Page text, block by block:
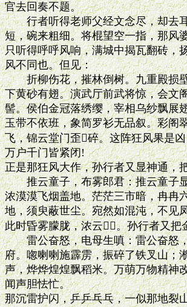
官去回奏不题。
行者听得老师父经文念尽，却去耳
短，碗来粗细。将棍望空一指，那风
只听得呼呼风响，满城中揭瓦翻砖，
风不同也。但见：
折柳伤花，摧林倒树。九重殿损壁
下黄砂有翅。演武厅前武将惊，会文
髻。侯伯金冠落绣缨，宰相乌纱飘展
玉带不依班，象简罗衫无品叙。彩阁
飞，锦云堂门歪碎。这阵狂风果是
万户千门皆紧闭!
正是那狂风大作，孙行者又显神通，
推云童子，布雾郎君：推云童子显
浓漠漠飞烟盖地。茫茫三市暗，冉冉
地，须臾蔽世尘。宛然如混沌，不见
此时昏雾朦胧，浓云。孙行者又
雷公奋怒，电母生嗔：雷公奋怒，
府。唿喇喇施霹雳，振碎了铁叉山；
声，烨烨煌煌飘稻米。万萌万物精神
闻声胆怯忙。
那沉雷护闪，乒乒乓乓，一似那地裂